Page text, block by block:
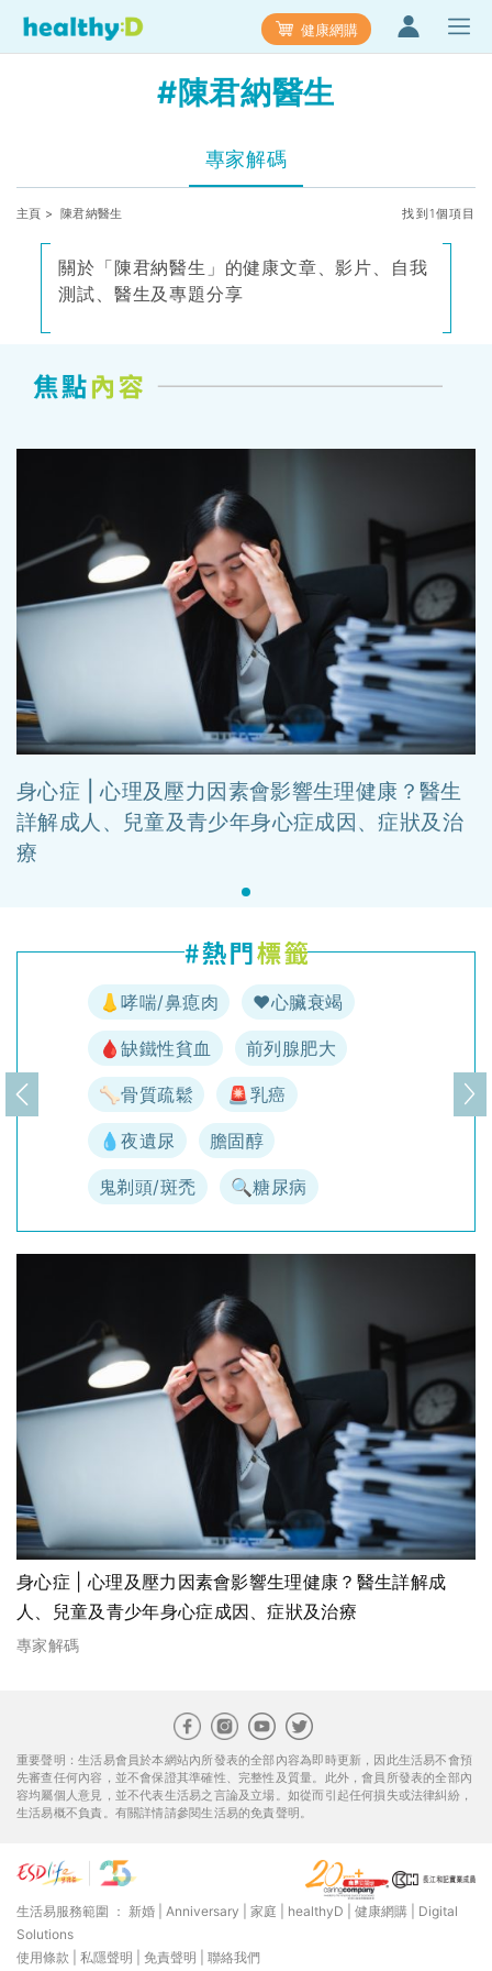
健康網購
#陳君納醫生
專家解碼
主頁 > 陳君納醫生 找到1個項目
關於「陳君納醫生」的健康文章、影片、自我
測試、醫生及專題分享
身心症 | 心理及壓力因素會影響生理健康？醫生
詳解成人、兒童及青少年身心症成因、症狀及治
療
👃哮喘/鼻瘜肉 ♥️心臟衰竭
🩸缺鐵性貧血 前列腺肥大
🦴骨質疏鬆 🚨乳癌
💧夜遺尿 膽固醇
鬼剃頭/斑禿 🔍糖尿病
上一頁 下
身心症 | 心理及壓力因素會影響生理健康？醫生詳解成
人、兒童及青少年身心症成因、症狀及治療
專家解碼
重要聲明：生活易會員於本網站內所發表的全部內容為即時更新，因此生活易不會預
先審查任何內容，並不會保證其準確性、完整性及質量。此外，會員所發表的全部內
容均屬個人意見，並不代表生活易之言論及立場。如從而引起任何損失或法律糾紛，
生活易概不負責。有關詳情請參閱生活易的免責聲明。
生活易服務範圍 ： 新婚 Anniversary 家庭 healthyD 健康網購
Digital
Solutions
使用條款
私隱聲明 免責聲明 聯絡我們